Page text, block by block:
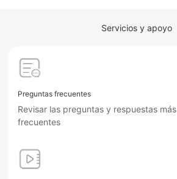
Servicios y apoyo
Preguntas frecuentes
Revisar las preguntas y respuestas más
frecuentes